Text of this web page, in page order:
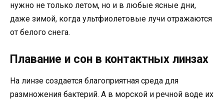
нужно не только летом, но и в любые ясные дни,
даже зимой, когда ультфиолетовые лучи отражаются
от белого снега.
Плавание и сон в контактных линзах
На линзе создается благоприятная среда для
размножения бактерий. А в морской и речной воде их